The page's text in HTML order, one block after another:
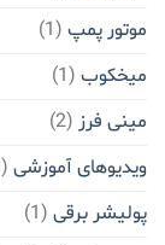
موتور پمپ (1)
میخکوب (1)
مینی فرز (2)
ویدیوهای آموزشی (23)
پولیشر برقی (1)